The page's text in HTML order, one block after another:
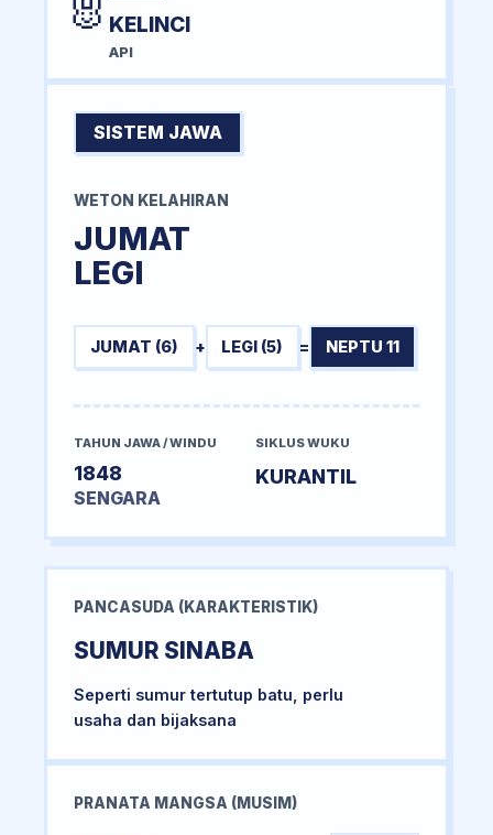
🐰 KELINCI
API
SISTEM JAWA
WETON KELAHIRAN
JUMAT
LEGI
JUMAT (6) + LEGI (5) = NEPTU 11
TAHUN JAWA / WINDU
1848
SENGARA
SIKLUS WUKU
KURANTIL
PANCASUDA (KARAKTERISTIK)
SUMUR SINABA
Seperti sumur tertutup batu, perlu
usaha dan bijaksana
PRANATA MANGSA (MUSIM)